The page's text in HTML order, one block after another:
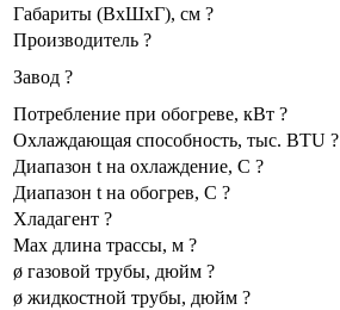
Габариты (ВхШхГ), см ?
Производитель ?
Завод ?
Потребление при обогреве, кВт ?
Охлаждающая способность, тыс. BTU ?
Диапазон t на охлаждение, С ?
Диапазон t на обогрев, С ?
Хладагент ?
Max длина трассы, м ?
ø газовой трубы, дюйм ?
ø жидкостной трубы, дюйм ?